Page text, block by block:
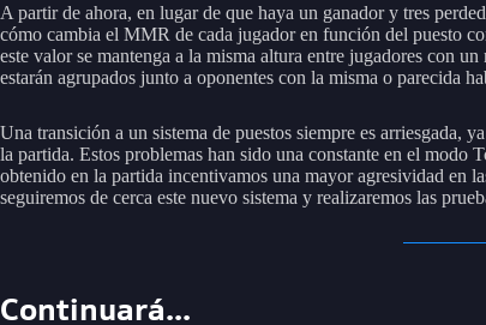
A partir de ahora, en lugar de que haya un ganador y tres
cómo cambia el MMR de cada jugador en función del puesto
este valor se mantenga a la misma altura entre jugadores con
estarán agrupados junto a oponentes con la misma o parecida
Una transición a un sistema de puestos siempre es arriesgada,
la partida. Estos problemas han sido una constante en el
obtenido en la partida incentivamos una mayor agresividad en
seguiremos de cerca este nuevo sistema y realizaremos las
Continuará...